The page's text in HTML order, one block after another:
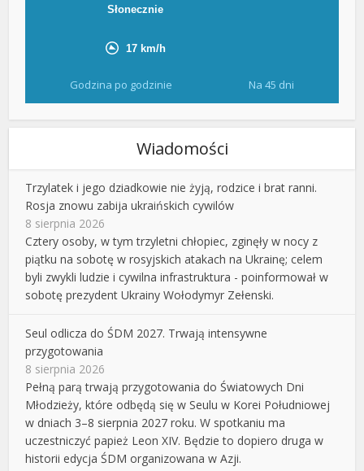
Godzina po godzinie Na 45 dni
Wiadomości
Trzylatek i jego dziadkowie nie żyją, rodzice i brat ranni.
Rosja znowu zabija ukraińskich cywilów
8 sierpnia 2026
Cztery osoby, w tym trzyletni chłopiec, zginęły w nocy z
piątku na sobotę w rosyjskich atakach na Ukrainę; celem
byli zwykli ludzie i cywilna infrastruktura - poinformował w
sobotę prezydent Ukrainy Wołodymyr Zełenski.
Seul odlicza do ŚDM 2027. Trwają intensywne
przygotowania
8 sierpnia 2026
Pełną parą trwają przygotowania do Światowych Dni
Młodzieży, które odbędą się w Seulu w Korei Południowej
w dniach 3–8 sierpnia 2027 roku. W spotkaniu ma
uczestniczyć papież Leon XIV. Będzie to dopiero druga w
historii edycja ŚDM organizowana w Azji.